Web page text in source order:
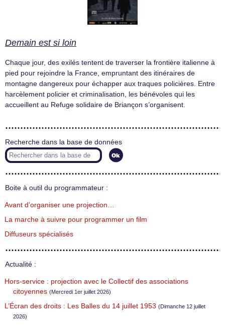
Demain est si loin
Chaque jour, des exilés tentent de traverser la frontière italienne à
pied pour rejoindre la France, empruntant des itinéraires de
montagne dangereux pour échapper aux traques policières. Entre
harcèlement policier et criminalisation, les bénévoles qui les
accueillent au Refuge solidaire de Briançon s’organisent.
Recherche dans la base de données
Boite à outil du programmateur :
Avant d’organiser une projection…
La marche à suivre pour programmer un film
Diffuseurs spécialisés
Actualité :
Hors-service : projection avec le Collectif des associations
citoyennes (Mercredi 1er juillet 2026)
L’Écran des droits : Les Balles du 14 juillet 1953 (Dimanche 12 juillet
2026)